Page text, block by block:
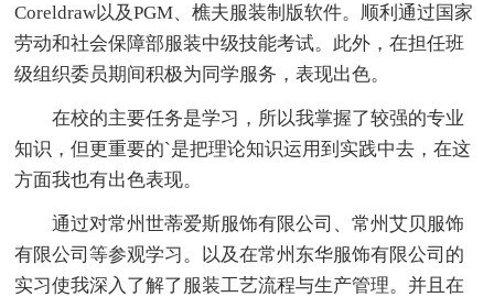
Coreldraw以及PGM、樵夫服装制版软件。顺利通过国家
劳动和社会保障部服装中级技能考试。此外，在担任班
级组织委员期间积极为同学服务，表现出色。
在校的主要任务是学习，所以我掌握了较强的专业
知识，但更重要的`是把理论知识运用到实践中去，在这
方面我也有出色表现。
通过对常州世蒂爱斯服饰有限公司、常州艾贝服饰
有限公司等参观学习。以及在常州东华服饰有限公司的
实习使我深入了解了服装工艺流程与生产管理。并且在